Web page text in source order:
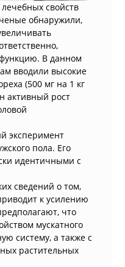
свойств
обнаружили,
В данном
вводили высокие
(500 мг на 1 кг
активный рост
эксперимент
пола. Его
идентичными с
сведений о том,
к усилению
что
мускатного
систему, а также с
растительных